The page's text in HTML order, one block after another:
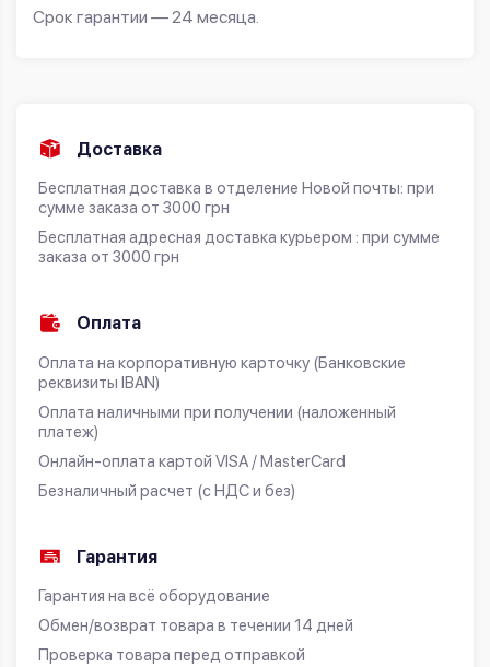
Срок гарантии — 24 месяца.
Доставка
Бесплатная доставка в отделение Новой почты: при
сумме заказа от 3000 грн
Бесплатная адресная доставка курьером : при сумме
заказа от 3000 грн
Оплата
Оплата на корпоративную карточку (Банковские
реквизиты IBAN)
Оплата наличными при получении (наложенный
платеж)
Онлайн-оплата картой VISA / MasterCard
Безналичный расчет (с НДС и без)
Гарантия
Гарантия на всё оборудование
Обмен/возврат товара в течении 14 дней
Проверка товара перед отправкой